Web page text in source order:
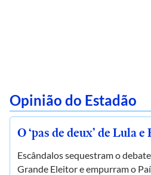
Opinião do Estadão
O ‘pas de deux’ de Lula
Escândalos sequestram o
Grande Eleitor e empurram o